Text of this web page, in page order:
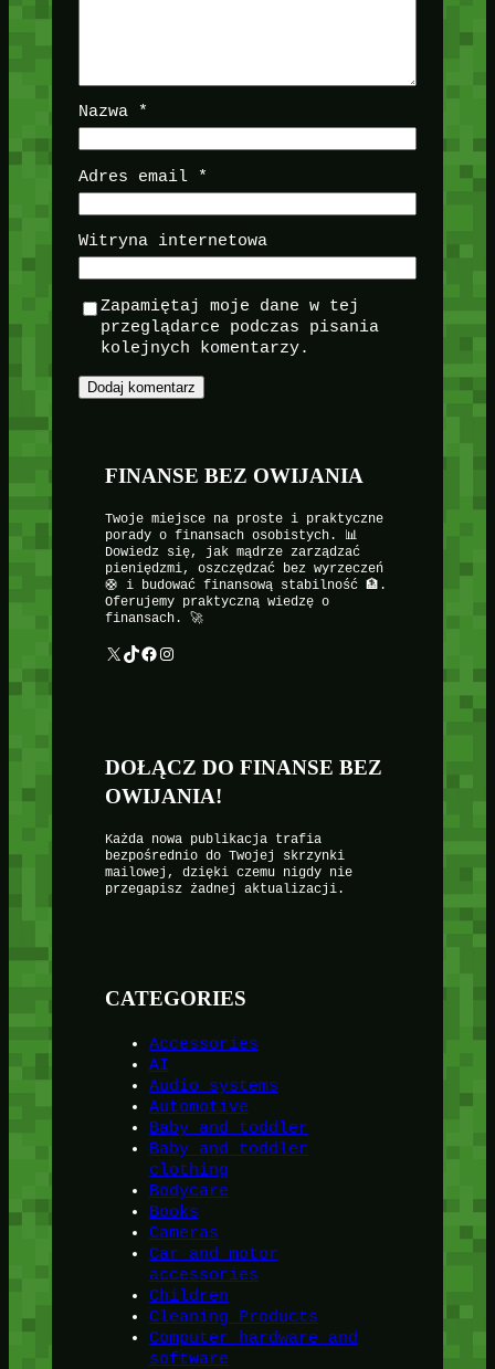
Nazwa *
Adres email *
Witryna internetowa
Zapamiętaj moje dane w tej
przeglądarce podczas pisania
kolejnych komentarzy.
FINANSE BEZ OWIJANIA
Twoje miejsce na proste i praktyczne
porady o finansach osobistych. 📊
Dowiedz się, jak mądrze zarządzać
pieniędzmi, oszczędzać bez wyrzeczeń
🛟 i budować finansową stabilność 🏦.
Oferujemy praktyczną wiedzę o
finansach. 🚀
X TikTok Facebook Instagram
DOŁĄCZ DO FINANSE BEZ
OWIJANIA!
Każda nowa publikacja trafia
bezpośrednio do Twojej skrzynki
mailowej, dzięki czemu nigdy nie
przegapisz żadnej aktualizacji.
CATEGORIES
Accessories
AI
Audio systems
Automotive
Baby and toddler
Baby and toddler
clothing
Bodycare
Books
Cameras
Car and motor
accessories
Children
Cleaning Products
Computer hardware and
software